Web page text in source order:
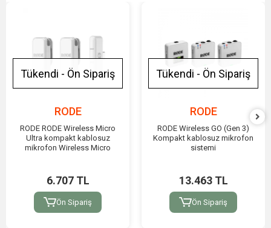
Tükendi - Ön Sipariş
RODE
RODE RODE Wireless Micro
Ultra kompakt kablosuz
mikrofon Wireless Micro
6.707 TL
Ön Sipariş
Tükendi - Ön Sipariş
RODE
RODE Wireless GO (Gen 3)
Kompakt kablosuz mikrofon
sistemi
13.463 TL
Ön Sipariş